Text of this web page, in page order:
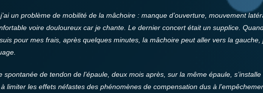
un problème de mobilité de la mâchoire : manque d’ouverture, mouvement
voire douloureux car je chante. Le dernier concert était un supplice.
pour mes frais, après quelques minutes, la mâchoire peut aller vers la
spontanée de tendon de l’épaule, deux mois après, sur la même épaule,
limiter les effets néfastes des phénomènes de compensation dus à